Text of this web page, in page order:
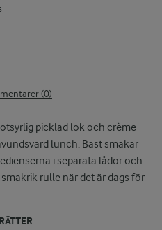
(0)
picklad lök och crème
lunch. Bäst smakar
i separata lådor och
rulle när det är dags för